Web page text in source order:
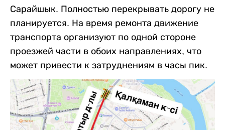
Сарайшык. Полностью перекрывать дорогу не
планируется. На время ремонта движение
транспорта организуют по одной стороне
проезжей части в обоих направлениях, что
может привести к затруднениям в часы пик.